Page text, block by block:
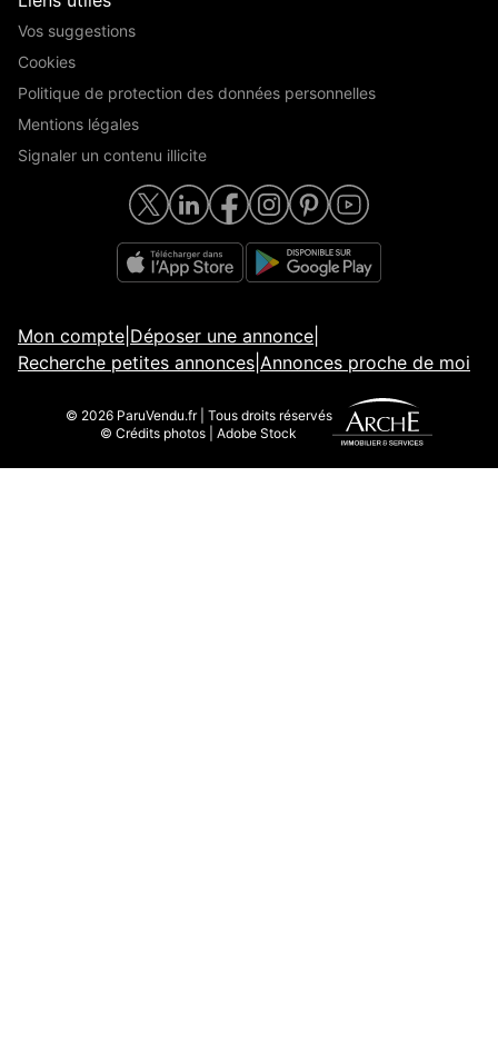
Vos suggestions
Cookies
Politique de protection des données personnelles
Mentions légales
Signaler un contenu illicite
Mon compte Déposer une annonce
Recherche petites annonces Annonces proche de moi
© 2026 ParuVendu.fr | Tous droits réservés
© Crédits photos | Adobe Stock